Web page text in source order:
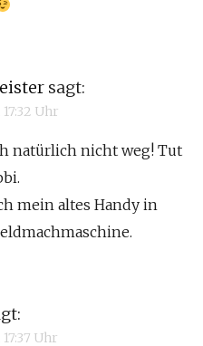
sagt:
Uhr
natürlich nicht weg! Tut
mein altes Handy in
Uhr